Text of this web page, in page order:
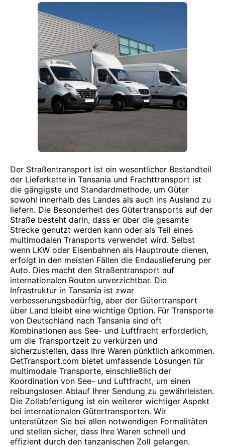
Der Straßentransport ist ein wesentlicher Bestandteil
der Lieferkette in Tansania und Frachttransport ist
die gängigste und Standardmethode, um Güter
sowohl innerhalb des Landes als auch ins Ausland zu
liefern. Die Besonderheit des Gütertransports auf der
Straße besteht darin, dass er über die gesamte
Strecke genutzt werden kann oder als Teil eines
multimodalen Transports verwendet wird. Selbst
wenn LKW oder Eisenbahnen als Hauptroute dienen,
erfolgt in den meisten Fällen die Endauslieferung per
Auto. Dies macht den Straßentransport auf
internationalen Routen unverzichtbar. Die
Infrastruktur in Tansania ist zwar
verbesserungsbedürftig, aber der Gütertransport
über Land bleibt eine wichtige Option. Für Transporte
von Deutschland nach Tansania sind oft
Kombinationen aus See- und Luftfracht erforderlich,
um die Transportzeit zu verkürzen und
sicherzustellen, dass Ihre Waren pünktlich ankommen.
GetTransport.com bietet umfassende Lösungen für
multimodale Transporte, einschließlich der
Koordination von See- und Luftfracht, um einen
reibungslosen Ablauf Ihrer Sendung zu gewährleisten.
Die Zollabfertigung ist ein weiterer wichtiger Aspekt
bei internationalen Gütertransporten. Wir
unterstützen Sie bei allen notwendigen Formalitäten
und stellen sicher, dass Ihre Waren schnell und
effizient durch den tanzanischen Zoll gelangen.